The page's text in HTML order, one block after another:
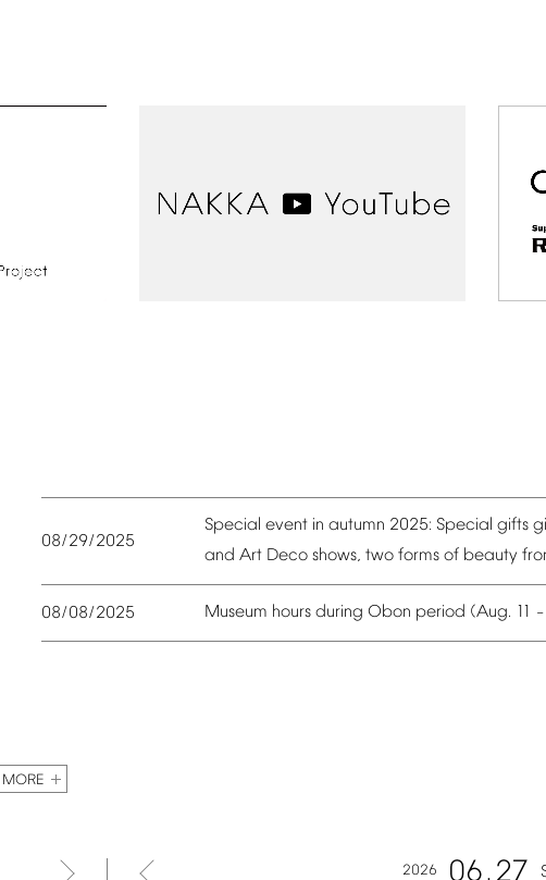
08/29/2025
Special event in autumn 2025: Special gifts
and Art Deco shows, two forms of beauty
08/08/2025 Museum hours during Obon period (Aug. 11
MORE
2026 06 27